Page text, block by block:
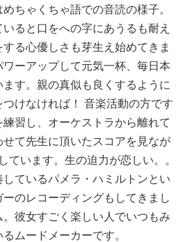
ちゃくちゃ語での音読の様子。
ると口をへの字にあうるも耐え
る心優しさも芽生え始めてきま
ーアップして元気一杯、毎日本
す。親の真似も良くするように
けなければ！ 音楽活動の方です
習し、オーケストラから離れて
て先生に頂いたスコアを見なが
ています。生の迫力が恋しい。。
ているパメラ・ハミルトンとい
のレコーディングもしてきまし
彼女すごく楽しい人でいつもみ
ムードメーカーです。